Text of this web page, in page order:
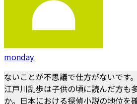
monday
ないことが不思議で仕方がないです。
江戸川乱歩は子供の頃に読んだ方も
か。日本における探偵小説の地位を